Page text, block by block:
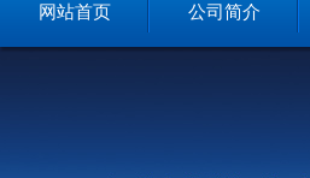
网站首页 公司简介